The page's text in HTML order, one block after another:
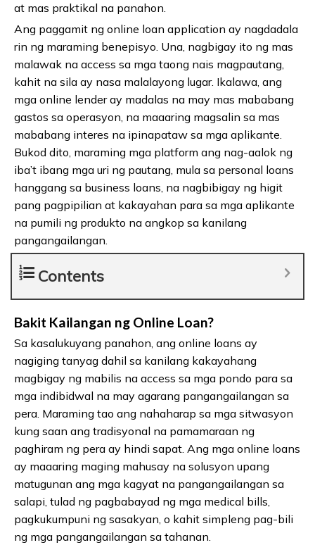
at mas praktikal na panahon.
Ang paggamit ng online loan application ay nagdadala
rin ng maraming benepisyo. Una, nagbigay ito ng mas
malawak na access sa mga taong nais magpautang,
kahit na sila ay nasa malalayong lugar. Ikalawa, ang
mga online lender ay madalas na may mas mababang
gastos sa operasyon, na maaaring magsalin sa mas
mababang interes na ipinapataw sa mga aplikante.
Bukod dito, maraming mga platform ang nag-aalok ng
iba’t ibang mga uri ng pautang, mula sa personal loans
hanggang sa business loans, na nagbibigay ng higit
pang pagpipilian at kakayahan para sa mga aplikante
na pumili ng produkto na angkop sa kanilang
pangangailangan.
Contents
Bakit Kailangan ng Online Loan?
Sa kasalukuyang panahon, ang online loans ay
nagiging tanyag dahil sa kanilang kakayahang
magbigay ng mabilis na access sa mga pondo para sa
mga indibidwal na may agarang pangangailangan sa
pera. Maraming tao ang nahaharap sa mga sitwasyon
kung saan ang tradisyonal na pamamaraan ng
paghiram ng pera ay hindi sapat. Ang mga online loans
ay maaaring maging mahusay na solusyon upang
matugunan ang mga kagyat na pangangailangan sa
salapi, tulad ng pagbabayad ng mga medical bills,
pagkukumpuni ng sasakyan, o kahit simpleng pag-bili
ng mga pangangailangan sa tahanan.